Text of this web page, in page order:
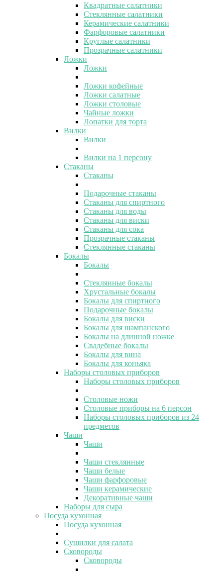
Квадратные салатники
Стеклянные салатники
Керамические салатники
Фарфоровые салатники
Круглые салатники
Прозрачные салатники
Ложки
Ложки
Ложки кофейные
Ложки салатные
Ложки столовые
Чайные ложки
Лопатки для торта
Вилки
Вилки
Вилки на 1 персону
Стаканы
Стаканы
Подарочные стаканы
Стаканы для спиртного
Стаканы для воды
Стаканы для виски
Стаканы для сока
Прозрачные стаканы
Стеклянные стаканы
Бокалы
Бокалы
Стеклянные бокалы
Хрустальные бокалы
Бокалы для спиртного
Подарочные бокалы
Бокалы для виски
Бокалы для шампанского
Бокалы на длинной ножке
Свадебные бокалы
Бокалы для вина
Бокалы для коньяка
Наборы столовых приборов
Наборы столовых приборов
Столовые ножи
Столовые приборы на 6 персон
Наборы столовых приборов из 24
предметов
Чаши
Чаши
Чаши стеклянные
Чаши белые
Чаши фарфоровые
Чаши керамические
Декоративные чаши
Наборы для сыра
Посуда кухонная
Посуда кухонная
Сушилки для салата
Сковороды
Сковороды